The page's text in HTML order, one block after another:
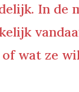
In
of wat ze